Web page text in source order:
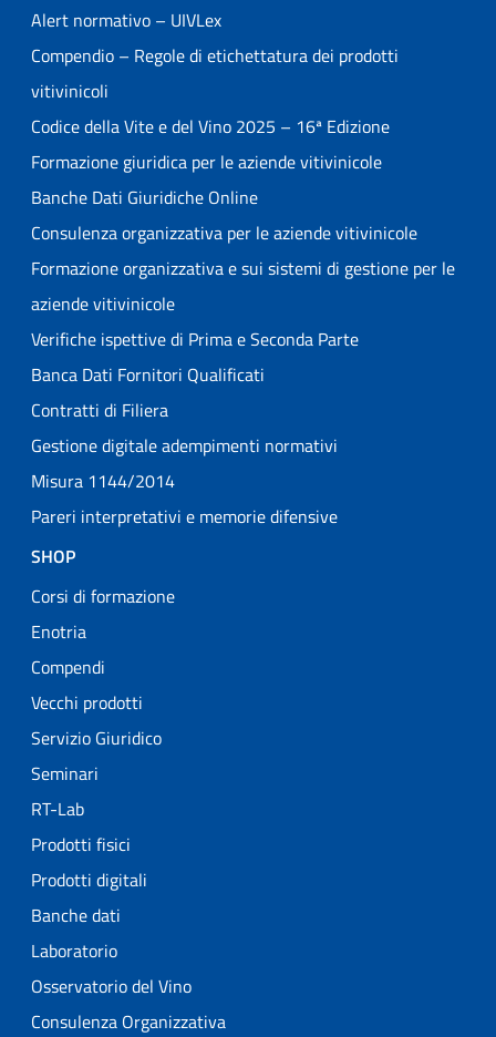
Alert normativo – UIVLex
Compendio – Regole di etichettatura dei prodotti
vitivinicoli
Codice della Vite e del Vino 2025 – 16ª Edizione
Formazione giuridica per le aziende vitivinicole
Banche Dati Giuridiche Online
Consulenza organizzativa per le aziende vitivinicole
Formazione organizzativa e sui sistemi di gestione per le
aziende vitivinicole
Verifiche ispettive di Prima e Seconda Parte
Banca Dati Fornitori Qualificati
Contratti di Filiera
Gestione digitale adempimenti normativi
Misura 1144/2014
Pareri interpretativi e memorie difensive
SHOP
Corsi di formazione
Enotria
Compendi
Vecchi prodotti
Servizio Giuridico
Seminari
RT-Lab
Prodotti fisici
Prodotti digitali
Banche dati
Laboratorio
Osservatorio del Vino
Consulenza Organizzativa